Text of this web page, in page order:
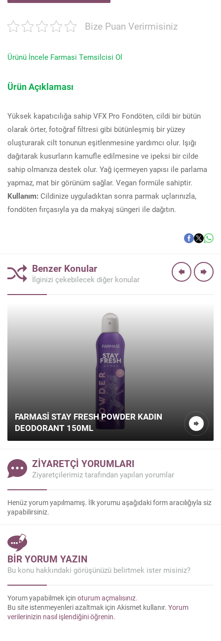
Bize Puan Verirmisiniz
Ürünü İncele Farmasi Temsilcisi Ol
Ürün Açıklaması
Yüksek kapatıcılığa sahip VFX Pro Fondöten, cildi bir bütün
olarak örter, fotoğraf filtresi gibi bütünleşmiş bir yüzey
oluşturarak cilt tonunun eşitlenmesine yardımcı olur. Işığı
dağıtarak kusurların kamufle edilmesine ve ipeksi bir cilde
sahip olmanıza destek olur. Yağ içermeyen yapısı ile parlama
yapmaz, mat bir görünüm sağlar. Vegan formüle sahiptir.
Kullanım: Cildinize uyguladıktan sonra parmak uçlarınızla,
fondöten fırçasıyla ya da makyaj süngeri ile dağıtın.
Benzer Konular
İlginizi çekebilecek diğer konular
FARMASI STAY FRESH POWDER KADIN
DEODORANT 150ML
ZİYARETÇİ YORUMLARI
Ziyaretçilerimiz tarafından yapılan yorumlar
Henüz yorum yapılmamış. İlk yorumu aşağıdaki form aracılığıyla siz
yapabilirsiniz.
BİR YORUM YAZIN
Bu konu hakkındaki görüşünüzü belirtmek ister misiniz?
Yorum yapabilmek için oturum açmalısınız.
Bu site istenmeyenleri azaltmak için Akismet kullanır. Yorum
verilerinizin nasıl işlendiğini öğrenin.
Cevap Yaz